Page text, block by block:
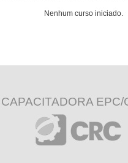
Nenhum curso iniciado.
CAPACITADORA EPC/